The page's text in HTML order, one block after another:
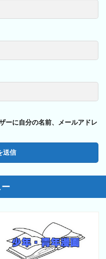
ーに自分の名前、メールアドレ